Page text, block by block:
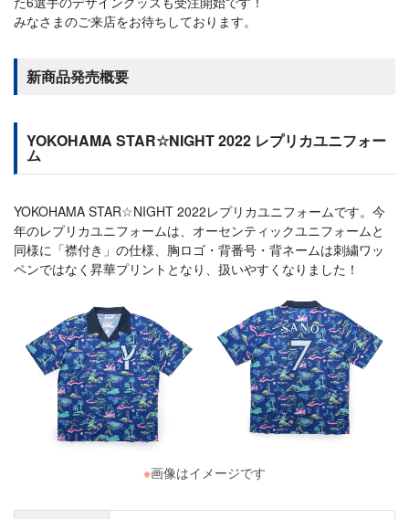
みなさまのご来店をお待ちしております。
新商品発売概要
YOKOHAMA STAR☆NIGHT 2022 レプリカユニフォー
ム
YOKOHAMA STAR☆NIGHT 2022レプリカユニフォームです。今
年のレプリカユニフォームは、オーセンティックユニフォームと
同様に「襟付き」の仕様、胸ロゴ・背番号・背ネームは刺繍ワッ
ペンではなく昇華プリントとなり、扱いやすくなりました！
※画像はイメージです